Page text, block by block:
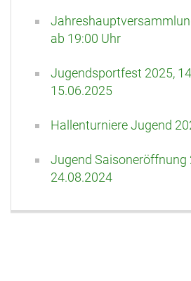
ab 19:00 Uhr
Jugendsportfest 2025,
15.06.2025
Hallenturniere Jugend
Jugend
24.08.2024